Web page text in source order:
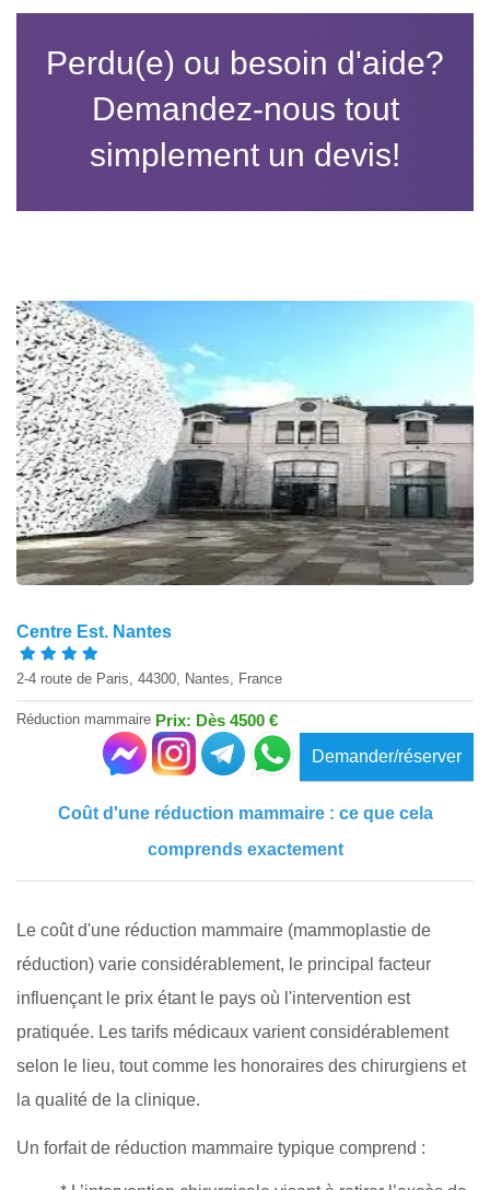
Perdu(e) ou besoin d'aide?
Demandez-nous tout
simplement un devis!
Centre Est. Nantes
2-4 route de Paris, 44300, Nantes, France
Réduction mammaire Prix: Dès 4500 €
Demander/réserver
Coût d'une réduction mammaire : ce que cela
comprends exactement
Le coût d'une réduction mammaire (mammoplastie de
réduction) varie considérablement, le principal facteur
influençant le prix étant le pays où l'intervention est
pratiquée. Les tarifs médicaux varient considérablement
selon le lieu, tout comme les honoraires des chirurgiens et
la qualité de la clinique.
Un forfait de réduction mammaire typique comprend :